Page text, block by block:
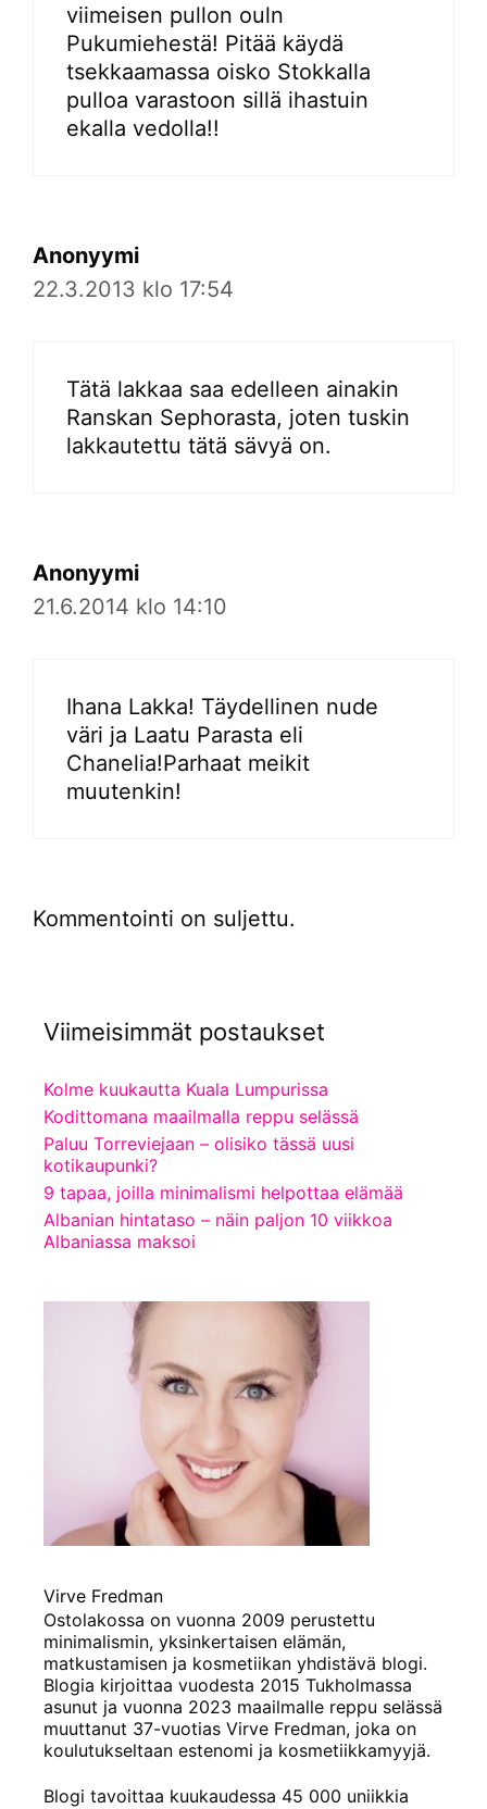
viimeisen pullon ouln
Pukumiehestä! Pitää käydä
tsekkaamassa oisko Stokkalla
pulloa varastoon sillä ihastuin
ekalla vedolla!!
Anonyymi
22.3.2013 klo 17:54
Tätä lakkaa saa edelleen ainakin
Ranskan Sephorasta, joten tuskin
lakkautettu tätä sävyä on.
Anonyymi
21.6.2014 klo 14:10
Ihana Lakka! Täydellinen nude
väri ja Laatu Parasta eli
Chanelia!Parhaat meikit
muutenkin!
Kommentointi on suljettu.
Viimeisimmät postaukset
Kolme kuukautta Kuala Lumpurissa
Kodittomana maailmalla reppu selässä
Paluu Torreviejaan – olisiko tässä uusi
kotikaupunki?
9 tapaa, joilla minimalismi helpottaa elämää
Albanian hintataso – näin paljon 10 viikkoa
Albaniassa maksoi
Virve Fredman
Ostolakossa on vuonna 2009 perustettu
minimalismin, yksinkertaisen elämän,
matkustamisen ja kosmetiikan yhdistävä blogi.
Blogia kirjoittaa vuodesta 2015 Tukholmassa
asunut ja vuonna 2023 maailmalle reppu selässä
muuttanut 37-vuotias Virve Fredman, joka on
koulutukseltaan estenomi ja kosmetiikkamyyjä.
Blogi tavoittaa kuukaudessa 45 000 uniikkia